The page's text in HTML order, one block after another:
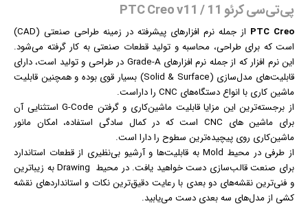
پی‌تی‌سی کرئو 11 / PTC Creo v11
PTC Creo از جمله نرم افزار
های پیشرفته در زمینه طراحی صنعتی (CAD)
است که برای طراحی، محاسبه و تولید قطعات صنعتی به کار گرفته می‌شود.
این نرم افزار که از جمله نرم افزارهای Grade-A در طراحی و تولید است، دارای
قابلیت‌های مدل‌سازی (Solid & Surface) بسیار قوی بوده و همچنین قابلیت
ماشین کاری با انواع دستگاه‌های CNC را داراست.
از برجسته‌ترین این مزایا قابلیت ماشین‌کاری و گرفتن G-Code استثنایی آن
برای ماشین‌ های CNC است که در کمال سادگی استفاده، امکان مانور
ماشین‌کاری روی پیچیده‌ترین سطوح را دارا است.
از طرفی در محیط Mold به قابلیت‌ها و آرشیو بی‌نظیری از قطعات استاندارد
برای صنعت قالب‌سازی دست خواهید یافت. در محیط Drawing به زیباترین
و فنی‌ترین نقشه‌های دو بعدی با رعایت دقیق‌ترین نکات و استانداردهای نقشه
کشی از مدل‌های سه بعدی دست می‌یابید.